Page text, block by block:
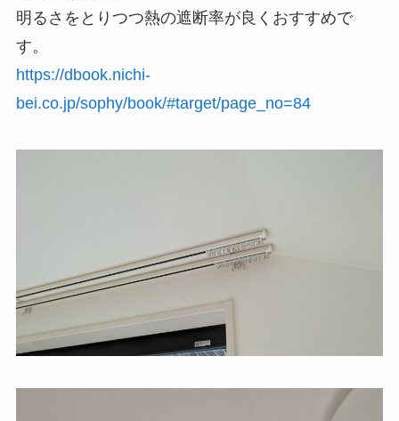
明るさをとりつつ熱の遮断率が良くおすすめで
す。
https://dbook.nichi-
bei.co.jp/sophy/book/#target/page_no=84